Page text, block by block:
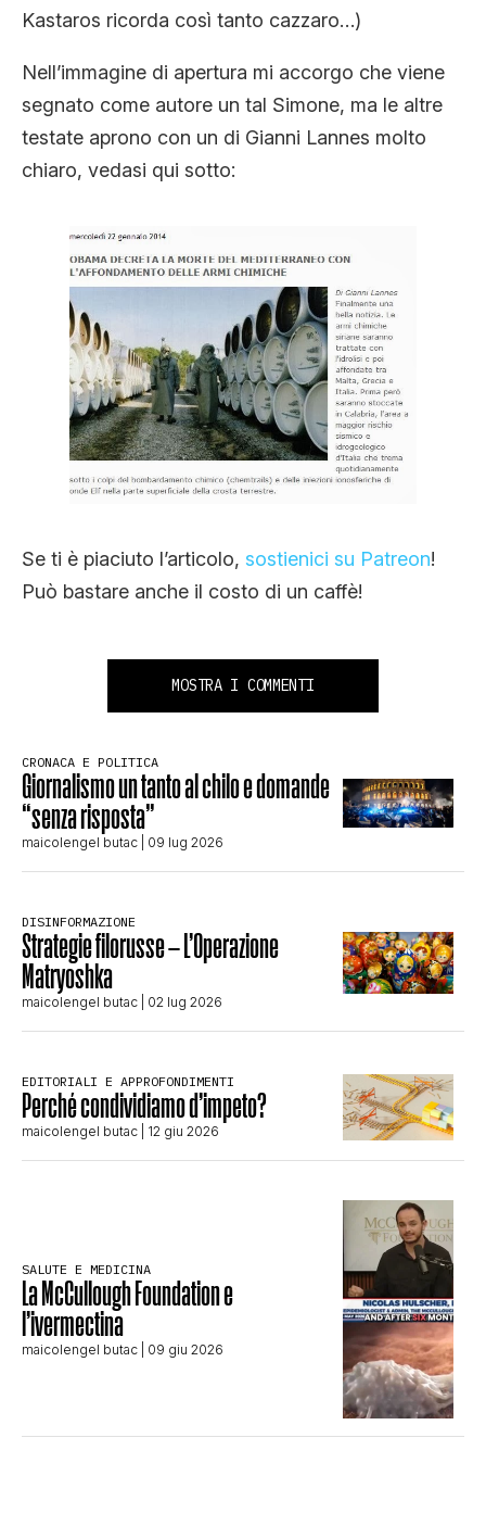
Kastaros ricorda così tanto cazzaro…)
Nell’immagine di apertura mi accorgo che viene
segnato come autore un tal Simone, ma le altre
testate aprono con un di Gianni Lannes molto
chiaro, vedasi qui sotto:
Se ti è piaciuto l’articolo, sostienici su Patreon!
Può bastare anche il costo di un caffè!
MOSTRA I COMMENTI
CRONACA E POLITICA
Giornalismo un tanto al chilo e domande
“senza risposta”
maicolengel butac | 09 lug 2026
DISINFORMAZIONE
Strategie filorusse – L’Operazione
Matryoshka
maicolengel butac | 02 lug 2026
EDITORIALI E APPROFONDIMENTI
Perché condividiamo d’impeto?
maicolengel butac | 12 giu 2026
SALUTE E MEDICINA
La McCullough Foundation e
l’ivermectina
maicolengel butac | 09 giu 2026